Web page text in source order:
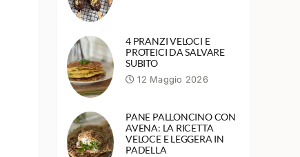
4 PRANZI VELOCI E
PROTEICI DA SALVARE
SUBITO
12 Maggio 2026
PANE PALLONCINO CON
AVENA: LA RICETTA
VELOCE E LEGGERA IN
PADELLA